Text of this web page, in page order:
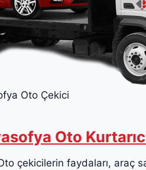
Oto Çekici
Oto
çekicilerin faydaları, araç